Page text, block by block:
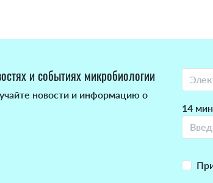
и событиях микробиологии
новости и информацию о
14